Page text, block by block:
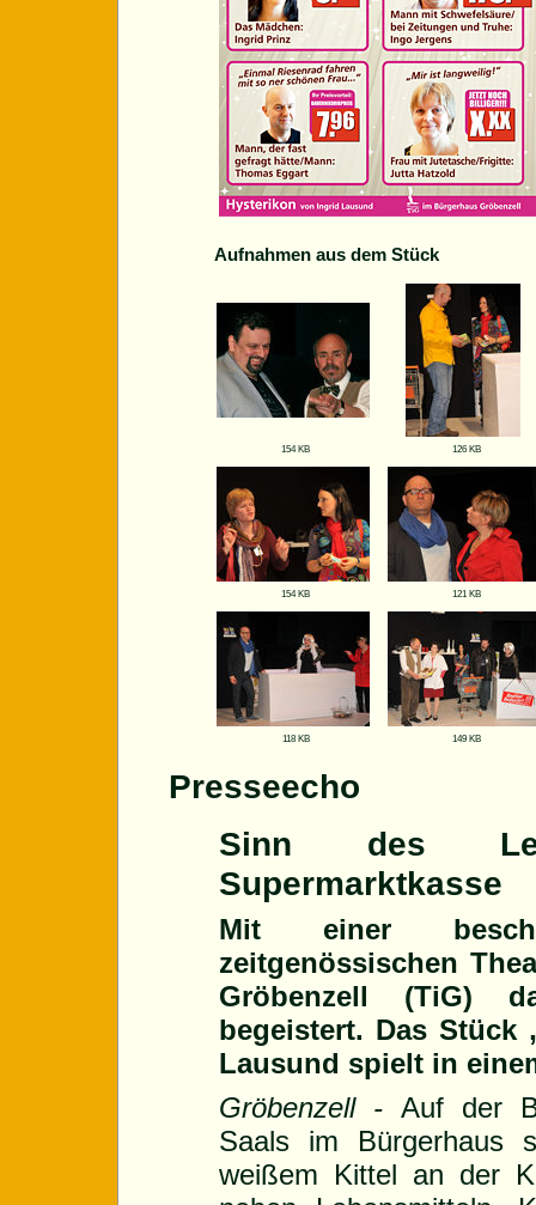
Aufnahmen aus dem Stück
154 KB 126 KB
154 KB 121 KB
118 KB 149 KB
Presseecho
Sinn des
Supermarktkasse
Mit einer
zeitgenössischen
Gröbenzell (TiG)
begeistert. Das Stück
Lausund spielt in
Gröbenzell - Auf der
Saals im Bürgerhaus
weißem Kittel an der